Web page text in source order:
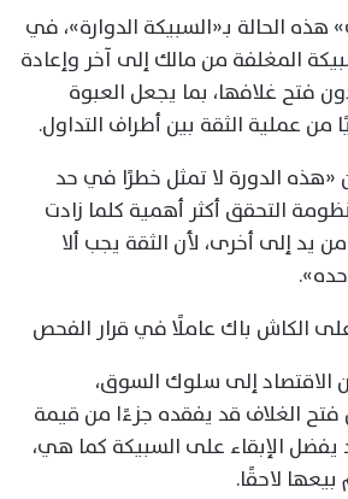
الحالة بـ«السبيكة الدوارة»، في
المغلفة من مالك إلى آخر وإعادة
غلافها، بما يجعل العبوة
من عملية الثقة بين أطراف التداول.
«هذه الدورة لا تمثل خطرًا في حد
التحقق أكثر أهمية كلما زادت
يد إلى أخرى، لأن الثقة يجب ألا
الكاش باك عاملًا في قرار الفحص
الاقتصاد إلى سلوك السوق،
الغلاف قد يفقده جزءًا من قيمة
يفضل الإبقاء على السبيكة كما هي،
لاحقًا.